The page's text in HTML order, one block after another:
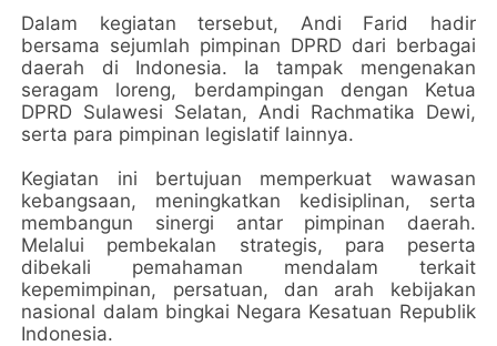
Dalam kegiatan tersebut, Andi Farid hadir
bersama sejumlah pimpinan DPRD dari berbagai
daerah di Indonesia. Ia tampak mengenakan
seragam loreng, berdampingan dengan Ketua
DPRD Sulawesi Selatan, Andi Rachmatika Dewi,
serta para pimpinan legislatif lainnya.
Kegiatan ini bertujuan memperkuat wawasan
kebangsaan, meningkatkan kedisiplinan, serta
membangun sinergi antar pimpinan daerah.
Melalui pembekalan strategis, para peserta
dibekali pemahaman mendalam terkait
kepemimpinan, persatuan, dan arah kebijakan
nasional dalam bingkai Negara Kesatuan Republik
Indonesia.